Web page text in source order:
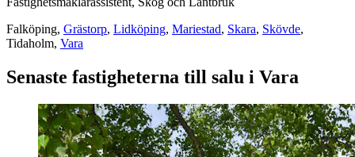
Falköping, Grästorp, Lidköping, Mariestad, Skara, Skövde,
Tidaholm, Vara
Senaste fastigheterna till salu i Vara